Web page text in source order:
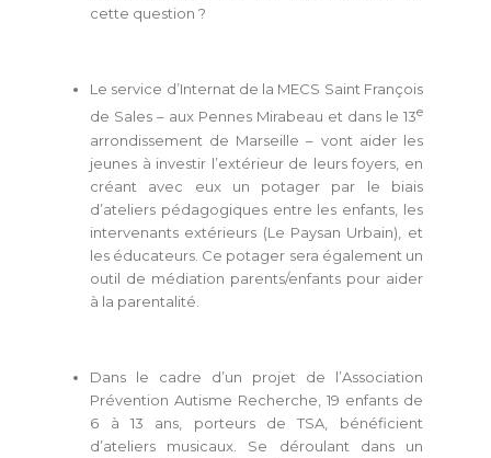
cette question ?
Le service d’Internat de la MECS Saint François
de Sales – aux Pennes Mirabeau et dans le 13e
arrondissement de Marseille – vont aider les
jeunes à investir l’extérieur de leurs foyers, en
créant avec eux un potager par le biais
d’ateliers pédagogiques entre les enfants, les
intervenants extérieurs (Le Paysan Urbain), et
les éducateurs. Ce potager sera également un
outil de médiation parents/enfants pour aider
à la parentalité.
Dans le cadre d’un projet de l’Association
Prévention Autisme Recherche, 19 enfants de
6 à 13 ans, porteurs de TSA, bénéficient
d’ateliers musicaux. Se déroulant dans un